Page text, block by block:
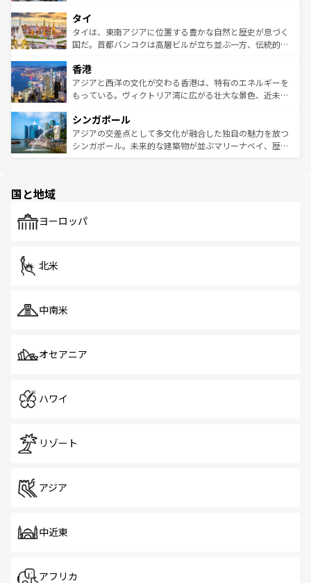
リティに包まれながら、韓国の多彩な魅力を心ゆくまで味
わってみてほしい。 なお、新着の韓国情報はコンテンツ一
覧を参照してほしい。
急速な発展と共に伝統が息づく。ハノイの古い町並みやホ
ーチミン市のフランス統治時代の建物も、独特の雰囲気を
醸し出している。また、バラエティの豊かさとおいしさで
とつ。フォーやバインミー、ベトナムコーヒーなどは、ぜ
ひ現地で味わいたい。どの地域を訪れてもあたたかい人々
が旅行者を迎えてくれるので、きっと忘れられない旅にな
参照してほしい。
タイ
タイは、東南アジアに位置する豊かな自然と歴史が息づく
国だ。首都バンコクは高層ビルが立ち並ぶ一方、伝統的な
の活気が交差している。北部ではチェンマイなどの山岳地
帯で自然と触れ合い、南部ではプーケットやクラビの美し
いビーチでリゾート気分を楽しむことができる。タイ料理
激する。気候は一年中温暖で、どの季節にも異なる楽しみ
が待っている。親しみやすいタイの人々、仏教を中心とし
た文化、そして多様な観光資源が、訪れる旅人を魅了し続
香港
アジアと西洋の文化が交わる香港は、特有のエネルギーを
もっている。ヴィクトリア湾に広がる壮大な景色、近未来
み、どこを訪れても感動するはず。観光スポットが密集し
ており、効率よく見どころを回れるのも魅力。息をのむよ
うな絶景から文化的な体験まで、香港を存分に楽しみ尽く
シンガポール
アジアの交差点として多文化が融合した独自の魅力を放つ
シンガポール。未来的な建築物が並ぶマリーナベイ、歴史
で、ホーカーズは地元の風情を楽しめる外せないスポット
国と地域
ヨーロッパ
北米
中南米
オセアニア
ハワイ
リゾート
アジア
中近東
アフリカ